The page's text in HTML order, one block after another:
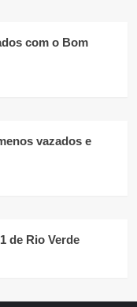
com o Bom
vazados e
de Rio Verde